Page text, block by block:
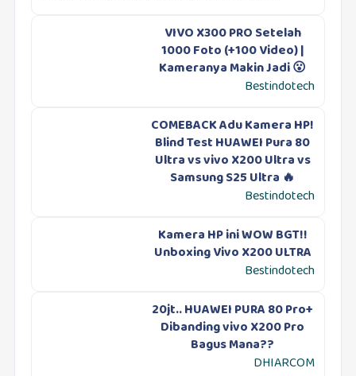
VIVO X300 PRO Setelah
1000 Foto (+100 Video) |
Kameranya Makin Jadi 😮
Bestindotech
COMEBACK Adu Kamera HP!
Blind Test HUAWEI Pura 80
Ultra vs vivo X200 Ultra vs
Samsung S25 Ultra 🔥
Bestindotech
Kamera HP ini WOW BGT!!
Unboxing Vivo X200 ULTRA
Bestindotech
20jt.. HUAWEI PURA 80 Pro+
Dibanding vivo X200 Pro
Bagus Mana??
DHIARCOM